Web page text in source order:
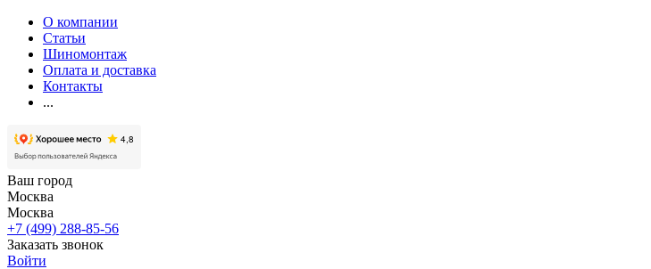
О компании
Статьи
Шиномонтаж
Оплата и доставка
Контакты
...
Ваш город
Москва
Москва
+7 (499) 288-85-56
Заказать звонок
Войти